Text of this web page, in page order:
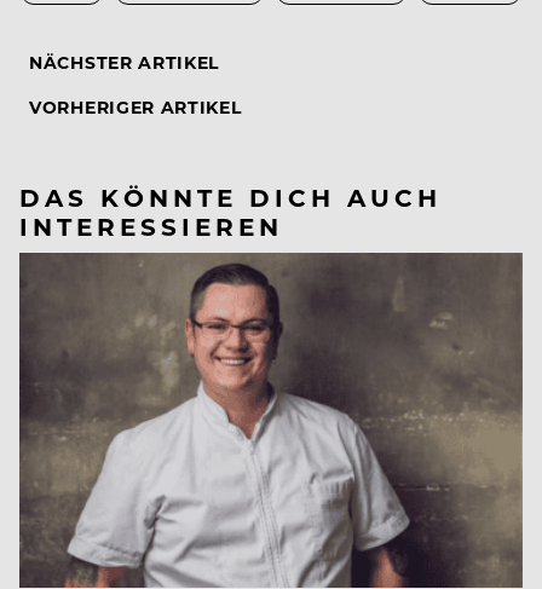
NÄCHSTER ARTIKEL
VORHERIGER ARTIKEL
DAS KÖNNTE DICH AUCH
INTERESSIEREN